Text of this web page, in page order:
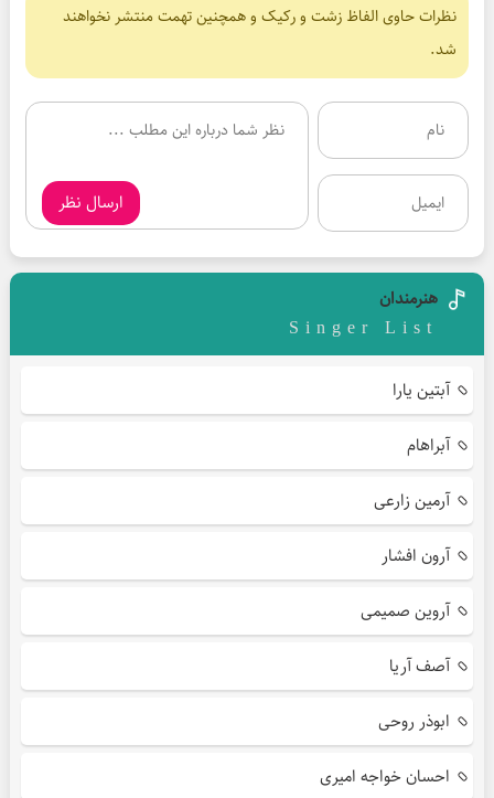
نظرات حاوی الفاظ زشت و رکیک و همچنین تهمت منتشر نخواهند
شد.
ارسال نظر
هنرمندان
Singer List
آبتین یارا
آبراهام
آرمین زارعی
آرون افشار
آروین صمیمی
آصف آریا
ابوذر روحی
احسان خواجه امیری